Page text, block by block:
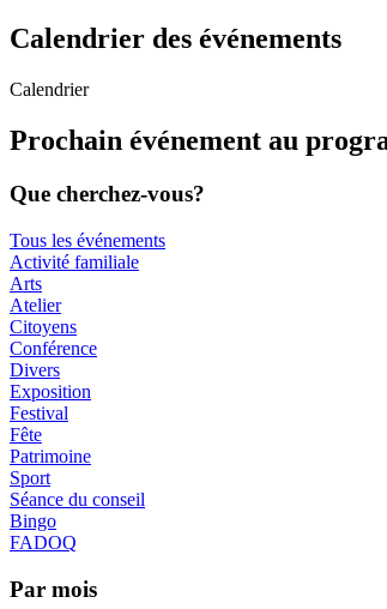
Calendrier des événements
Calendrier
Prochain événement au
Que cherchez-vous?
Tous les événements
Activité familiale
Arts
Atelier
Citoyens
Conférence
Divers
Exposition
Festival
Fête
Patrimoine
Sport
Séance du conseil
Bingo
FADOQ
Par mois